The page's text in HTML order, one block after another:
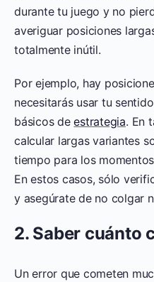
durante tu juego y no
averiguar posiciones
totalmente inútil.
Por ejemplo, hay
necesitarás usar tu
básicos deestrategia. En
calcular largas variantes
tiempo para los
En estos casos, sólo
y asegúrate de no colgar
2. Saber cuánto
Un error que cometen